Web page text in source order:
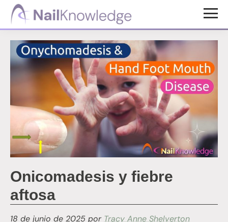
Saltar
principal
Saltar
página
Conocimientos
de
uñas
Onicomadesis y fiebre
aftosa
18 de junio de 2025 por Tracy Anne Shelverton